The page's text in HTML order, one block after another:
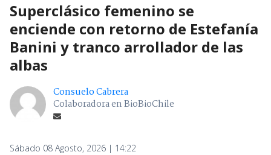
Superclásico femenino se
enciende con retorno de Estefanía
Banini y tranco arrollador de las
albas
Consuelo Cabrera
Colaboradora en BioBioChile
Sábado 08 Agosto, 2026 | 14:22